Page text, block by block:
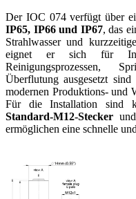
Der IOC 074 verfügt über
IP65, IP66 und IP67, das
Strahlwasser und
eignet er sich für
Reinigungsprozessen,
Überflutung ausgesetzt
modernen Produktions- und
Für die Installation sind
Standard-M12-Stecker
ermöglichen eine schnelle